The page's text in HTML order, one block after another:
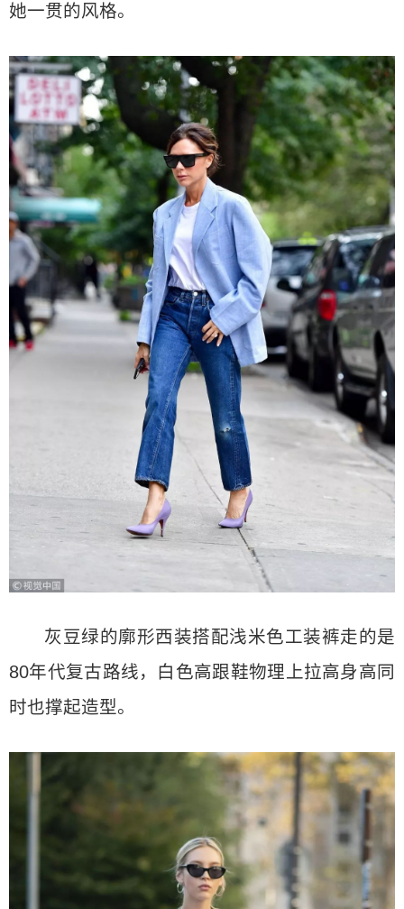
她一贯的风格。
灰豆绿的廓形西装搭配浅米色工装裤走的是
80年代复古路线，白色高跟鞋物理上拉高身高同
时也撑起造型。